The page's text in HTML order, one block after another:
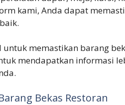
kami, Anda dapat
memastikan barang
mendapatkan informasi
Bekas Restoran